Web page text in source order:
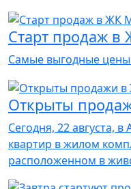
Старт продаж в
Самые выгодные
Открыты
Сегодня, 22 августа,
квартир в жилом
расположенном в